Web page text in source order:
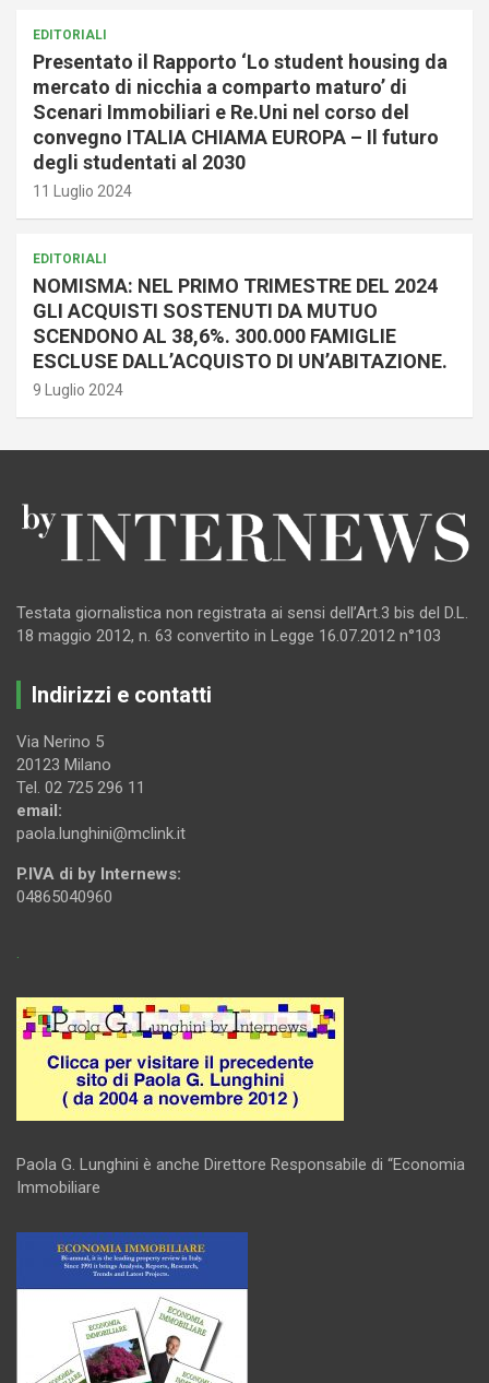
EDITORIALI
Presentato il Rapporto ‘Lo student housing da
mercato di nicchia a comparto maturo’ di
Scenari Immobiliari e Re.Uni nel corso del
convegno ITALIA CHIAMA EUROPA – Il futuro
degli studentati al 2030
11 Luglio 2024
EDITORIALI
NOMISMA: NEL PRIMO TRIMESTRE DEL 2024
GLI ACQUISTI SOSTENUTI DA MUTUO
SCENDONO AL 38,6%. 300.000 FAMIGLIE
ESCLUSE DALL’ACQUISTO DI UN’ABITAZIONE.
9 Luglio 2024
Testata giornalistica non registrata ai sensi dell’Art.3 bis del D.L.
18 maggio 2012, n. 63 convertito in Legge 16.07.2012 n°103
Indirizzi e contatti
Via Nerino 5
20123 Milano
Tel. 02 725 296 11
email:
paola.lunghini@mclink.it
P.IVA di by Internews:
04865040960
.
Paola G. Lunghini è anche Direttore Responsabile di “Economia
Immobiliare